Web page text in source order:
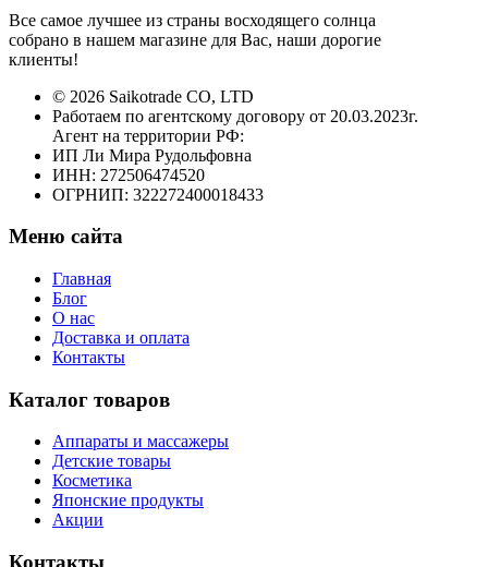
Все самое лучшее из страны восходящего солнца
собрано в нашем магазине для Вас, наши дорогие
клиенты!
© 2026 Saikotrade CO, LTD
Работаем по агентскому договору от 20.03.2023г.
Агент на территории РФ:
ИП Ли Мира Рудольфовна
ИНН: 272506474520
ОГРНИП: 322272400018433
Меню сайта
Главная
Блог
О нас
Доставка и оплата
Контакты
Каталог товаров
Аппараты и массажеры
Детские товары
Косметика
Японские продукты
Акции
Контакты